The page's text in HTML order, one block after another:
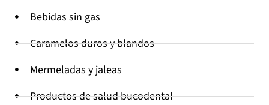
Bebidas sin gas
Caramelos duros y blandos
Mermeladas y jaleas
Productos de salud bucodental